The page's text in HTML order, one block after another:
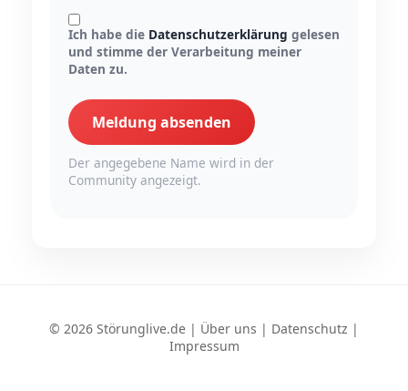
Ich habe die Datenschutzerklärung gelesen
und stimme der Verarbeitung meiner
Daten zu.
Meldung absenden
Der angegebene Name wird in der
Community angezeigt.
© 2026 Störunglive.de | Über uns | Datenschutz |
Impressum